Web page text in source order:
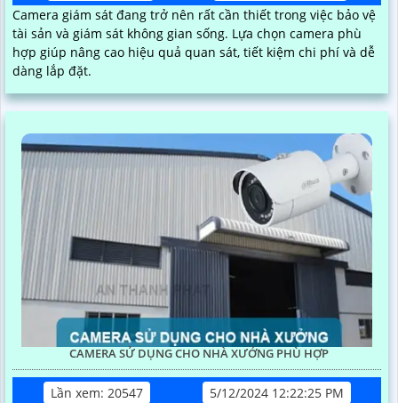
Camera giám sát đang trở nên rất cần thiết trong việc bảo vệ
tài sản và giám sát không gian sống. Lựa chọn camera phù
hợp giúp nâng cao hiệu quả quan sát, tiết kiệm chi phí và dễ
dàng lắp đặt.
CAMERA SỬ DỤNG CHO NHÀ XƯỞNG PHÙ HỢP
Lần xem: 20547
5/12/2024 12:22:25 PM